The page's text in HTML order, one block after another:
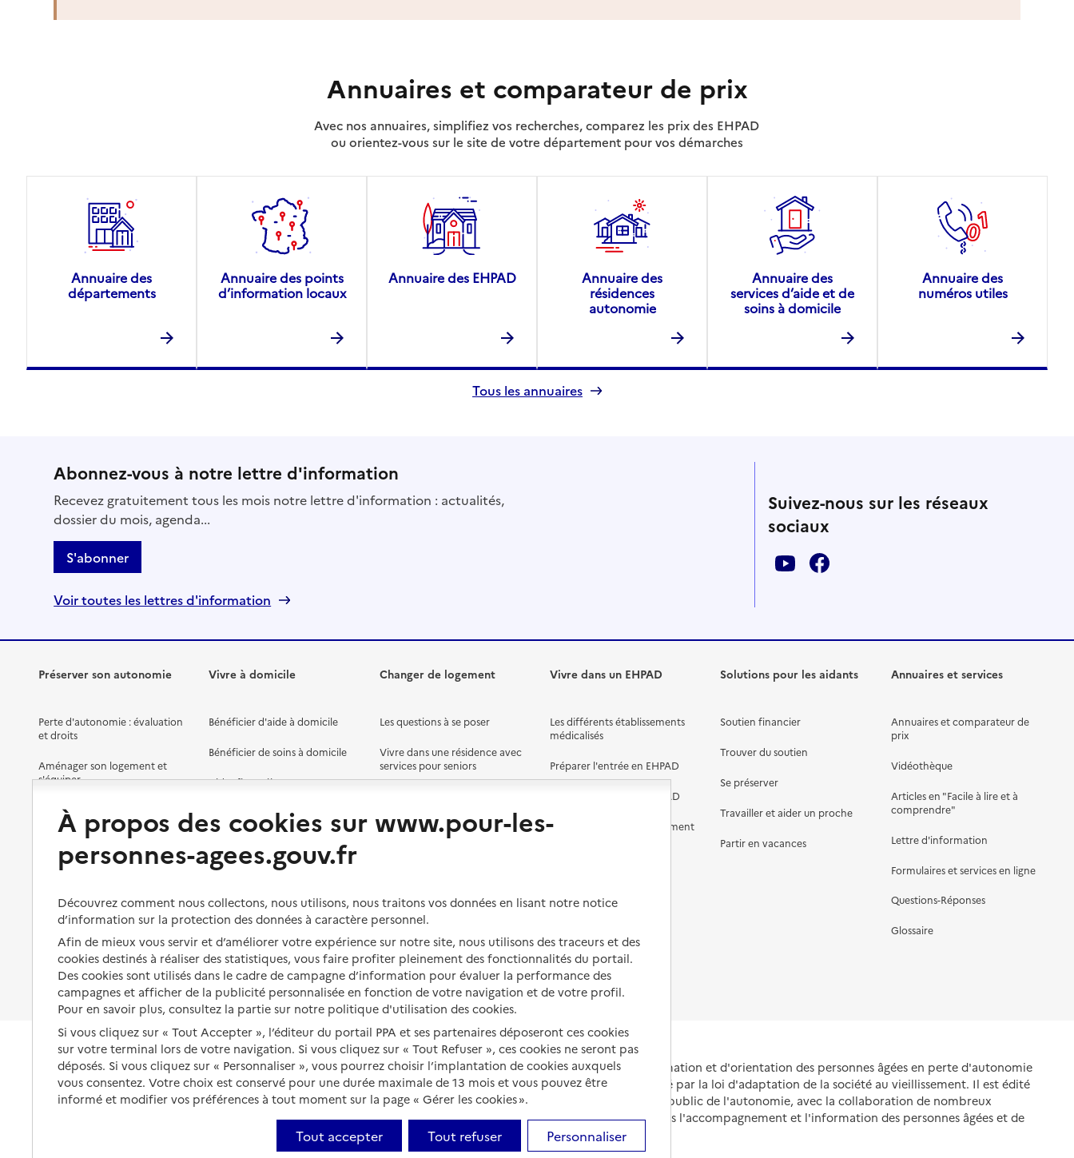
Annuaires et comparateur de prix
Avec nos annuaires, simplifiez vos recherches, comparez les prix des EHPAD
ou orientez-vous sur le site de votre département pour vos démarches
Annuaire des
départements
Annuaire des points
d’information locaux
Annuaire des EHPAD
Annuaire des
résidences
autonomie
Annuaire des
services d’aide et de
soins à domicile
Annuaire des
numéros utiles
Tous les annuaires
Abonnez-vous à notre lettre d'information
Recevez gratuitement tous les mois notre lettre d'information : actualités,
dossier du mois, agenda...
S'abonner
Voir toutes les lettres d'information
Suivez-nous sur les réseaux
sociaux
Préserver son autonomie
Perte d'autonomie : évaluation
et droits
Aménager son logement et
s'équiper
Préserver son autonomie et sa
santé
Organiser à l'avance sa propre
protection
Les mesures de protection
Les obligations de la famille
À qui s’adresser ?
Les politiques du grand âge
Vivre à domicile
Bénéficier d'aide à domicile
Bénéficier de soins à domicile
Aides financières
Solutions d'accueil temporaire
Vivre à domicile avec une
Être hospitalisé
Fin de vie à domicile
Changer de logement
Les questions à se poser
Vivre dans une résidence avec
services pour seniors
Vivre en accueil familial
Vivre dans un EHPAD
Les différents établissements
médicalisés
Préparer l'entrée en EHPAD
Aides financières en EHPAD
Prévention, accompagnement
Fin de vie en EHPAD
Solutions pour les aidants
Soutien financier
Trouver du soutien
Se préserver
Travailler et aider un proche
Partir en vacances
Annuaires et services
Annuaires et comparateur de
prix
Vidéothèque
Articles en "Facile à lire et à
comprendre"
Lettre d'information
Formulaires et services en ligne
Questions-Réponses
Glossaire
Portail national d'information et d'orientation des personnes âgées en perte d'autonomie
et de leurs proches, créé par la loi d'adaptation de la société au vieillissement. Il est édité
et animé par le Service public de l'autonomie, avec la collaboration de nombreux
partenaires engagés dans l'accompagnement et l'information des personnes âgées et de
leurs aidants.
À propos des cookies sur www.pour-les-
personnes-agees.gouv.fr
Découvrez comment nous collectons, nous utilisons, nous traitons vos données en lisant notre notice
d’information sur la protection des données à caractère personnel.
Afin de mieux vous servir et d’améliorer votre expérience sur notre site, nous utilisons des traceurs et des
cookies destinés à réaliser des statistiques, vous faire profiter pleinement des fonctionnalités du portail.
Des cookies sont utilisés dans le cadre de campagne d’information pour évaluer la performance des
campagnes et afficher de la publicité personnalisée en fonction de votre navigation et de votre profil.
Pour en savoir plus, consultez la partie sur notre politique d'utilisation des cookies.
Si vous cliquez sur « Tout Accepter », l’éditeur du portail PPA et ses partenaires déposeront ces cookies
sur votre terminal lors de votre navigation. Si vous cliquez sur « Tout Refuser », ces cookies ne seront pas
déposés. Si vous cliquez sur « Personnaliser », vous pourrez choisir l’implantation de cookies auxquels
vous consentez. Votre choix est conservé pour une durée maximale de 13 mois et vous pouvez être
informé et modifier vos préférences à tout moment sur la page « Gérer les cookies ».
Tout accepter Tout refuser Personnaliser